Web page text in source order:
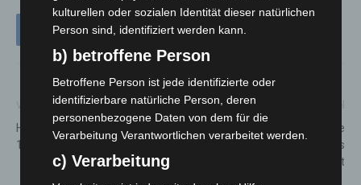
Vorheriger Artikel
Happy Birthday! Pelikan feiert
185 Jahre mit drei Aktionen
Kultur im Schloss: Quintense
am 4. Mai im Schloss
Landestrost
kulturellen oder sozialen Identität dieser natürlichen
Person sind, identifiziert werden kann.
b) betroffene Person
Betroffene Person ist jede identifizierte oder
identifizierbare natürliche Person, deren
personenbezogene Daten von dem für die
Verarbeitung Verantwortlichen verarbeitet werden.
c) Verarbeitung